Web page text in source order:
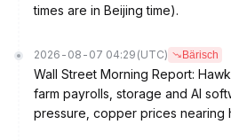
times are in Beijing time).
2026-08-07 04:29 (UTC) Bärisch
Wall Street Morning Report:
farm payrolls, storage and AI
pressure, copper prices nearing